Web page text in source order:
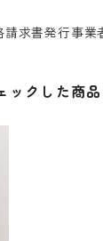
求書発行事業
ックした商品